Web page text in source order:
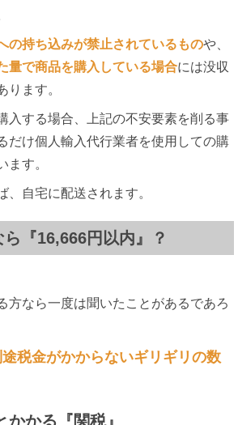
の持ち込みが禁止されているものや、
量で商品を購入している場合には没収
ります。
入する場合、上記の不安要素を削る事
だけ個人輸入代行業者を使用しての購
ます。
、自宅に配送されます。
『16,666円以内』？
方なら一度は聞いたことがあるであろ
税金がかからないギリギリの数
かる『関税』